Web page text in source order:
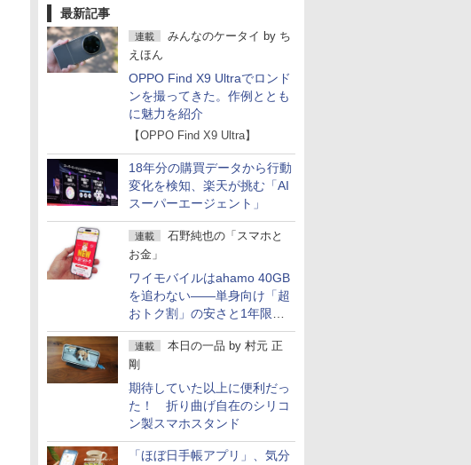
最新記事
連載 みんなのケータイ by ち
えほん
OPPO Find X9 Ultraでロンド
ンを撮ってきた。作例ととも
に魅力を紹介
【OPPO Find X9 Ultra】
18年分の購買データから行動
変化を検知、楽天が挑む「AI
スーパーエージェント」
連載
石野純也の「スマホと
お金」
ワイモバイルはahamo 40GB
を追わない――単身向け「超
おトク割」の安さと1年限定
の注意点
連載 本日の一品 by 村元 正
剛
期待していた以上に便利だっ
た！ 折り曲げ自在のシリコ
ン製スマホスタンド
「ほぼ日手帳アプリ」、気分